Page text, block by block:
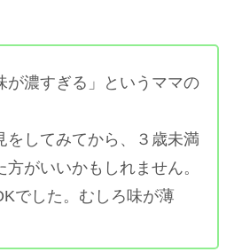
が濃すぎる」というママの
をしてみてから、３歳未満
方がいいかもしれません。
でした。むしろ味が薄